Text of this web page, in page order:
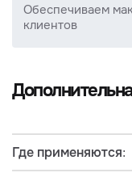
Обеспечиваем
клиентов
Где применяются: